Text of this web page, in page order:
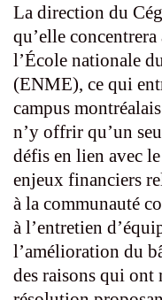
La direction du
qu’elle
l’École nationale
(ENME), ce qui
campus
n’y offrir qu’un
défis en lien avec
enjeux financiers
à la communauté
à l’entretien
l’amélioration du
des raisons qui ont